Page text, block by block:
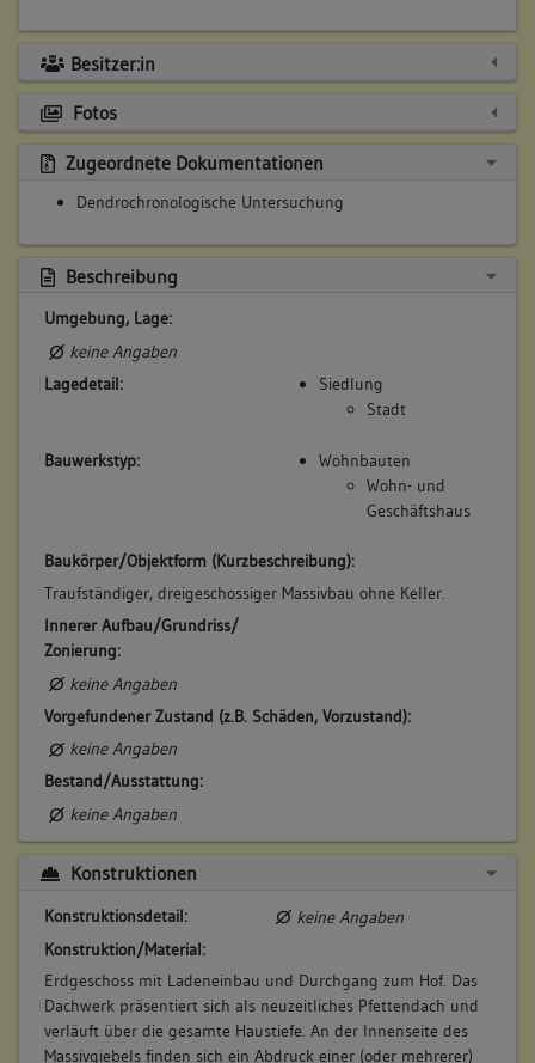
Besitzer:in
Fotos
Zugeordnete Dokumentationen
Dendrochronologische Untersuchung
Beschreibung
Umgebung, Lage:
keine Angaben
Lagedetail:
Siedlung
Stadt
Bauwerkstyp:
Wohnbauten
Wohn- und
Geschäftshaus
Baukörper/Objektform (Kurzbeschreibung):
Traufständiger, dreigeschossiger Massivbau ohne Keller.
Innerer Aufbau/Grundriss/
Zonierung:
keine Angaben
Vorgefundener Zustand (z.B. Schäden, Vorzustand):
keine Angaben
Bestand/Ausstattung:
keine Angaben
Konstruktionen
Konstruktionsdetail:
keine Angaben
Konstruktion/Material:
Erdgeschoss mit Ladeneinbau und Durchgang zum Hof. Das
Dachwerk präsentiert sich als neuzeitliches Pfettendach und
verläuft über die gesamte Haustiefe. An der Innenseite des
Massivgiebels finden sich ein Abdruck einer (oder mehrerer)